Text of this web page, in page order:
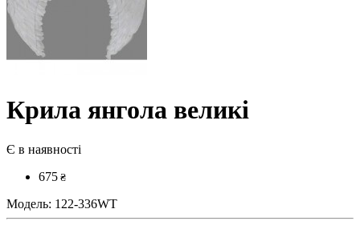
Крила янгола великі
Є в наявності
675 ₴
Модель: 122-336WT